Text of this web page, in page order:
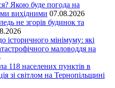
Якою буде погода на
вихідними 07.08.2026
не згорів будинок та
історичного мінімуму: які
маловоддя на
118 населених пунктів в
зі світлом на Тернопільщині